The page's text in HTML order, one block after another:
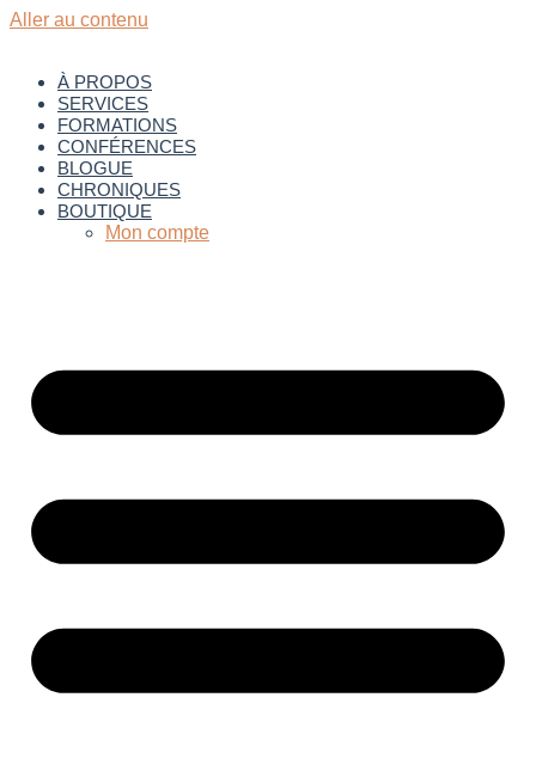
Aller au contenu
À PROPOS
SERVICES
FORMATIONS
CONFÉRENCES
BLOGUE
CHRONIQUES
BOUTIQUE
Mon compte